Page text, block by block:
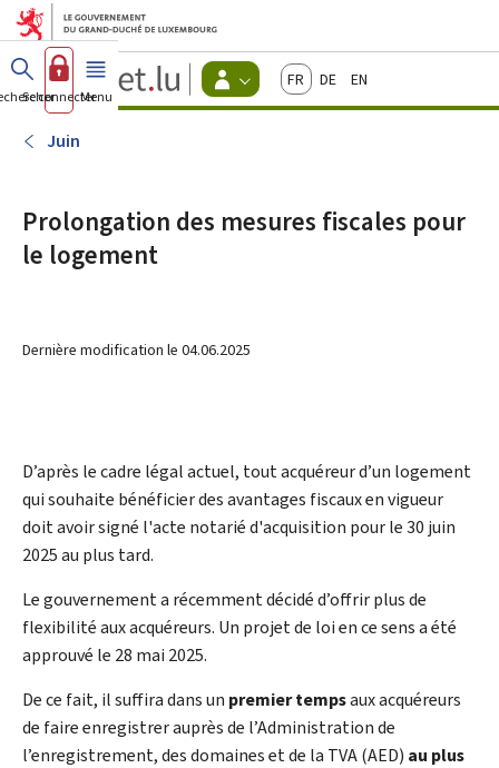
Aller au menu principal
Aller au contenu
Guichet.lu
Changer
d'espace
FrançaisDeutschEnglish
Se connecterMenu principal
Juin
Prolongation des mesures fiscales pour
le logement
Dernière modification le 04.06.2025
D’après le cadre légal actuel, tout acquéreur d’un logement
qui souhaite bénéficier des avantages fiscaux en vigueur
doit avoir signé l'acte notarié d'acquisition pour le 30 juin
2025 au plus tard.
Le gouvernement a récemment décidé d’offrir plus de
flexibilité aux acquéreurs. Un projet de loi en ce sens a été
approuvé le 28 mai 2025.
De ce fait, il suffira dans un premier tempsaux acquéreurs
de faire enregistrer auprès de l’Administration de
l’enregistrement, des domaines et de la TVA (AED) au plus